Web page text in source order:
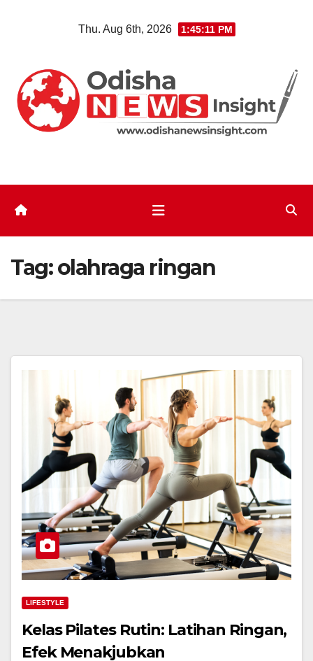
Thu. Aug 6th, 2026 1:45:12 PM
Tag:olahraga ringan
LIFESTYLE
Kelas Pilates Rutin: Latihan Ringan,
Efek Menakjubkan